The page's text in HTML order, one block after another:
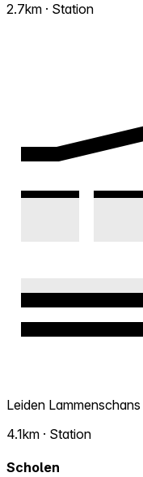
2.7km · Station
Leiden Lammenschans
4.1km · Station
Scholen